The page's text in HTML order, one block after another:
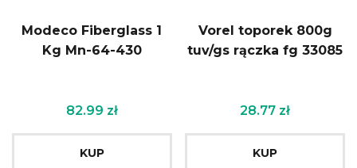
Modeco Fiberglass 1
Kg Mn-64-430
82.99 zł
KUP
Vorel toporek 800g
tuv/gs rączka fg 33085
28.77 zł
KUP